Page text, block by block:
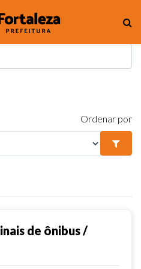
Ordenar por
de ônibus /